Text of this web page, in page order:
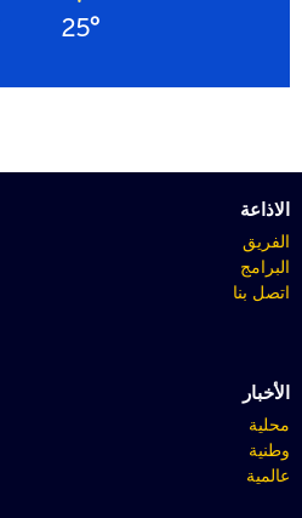
25°
الاذاعة
الفريق
البرامج
اتصل بنا
الأخبار
محلية
وطنية
عالمية